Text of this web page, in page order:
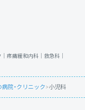
疼痛緩和内科｜ 救急科｜
院・クリニック>小児科